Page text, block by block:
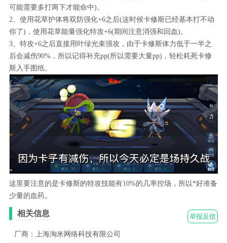
可能需要多打两下才能命中)。
2、使用花草护体将双防强化+6之后(这时候卡修斯已经基本打不动
你了)，使用花草能量强化特攻+6(期间注意消强和回血)。
3、特攻+6之后直接用叶绿光束强攻，由于卡修斯体力低于一半之
后会减伤90%，所以记得补充pp(所以需要大量pp)，轻松耗死卡修
斯入手图纸。
这里要注意的是卡修斯的特攻技能有10%的几率控场，所以*好准备
少量的血药。
举报反馈
相关信息
厂商：上海淘米网络科技有限公司